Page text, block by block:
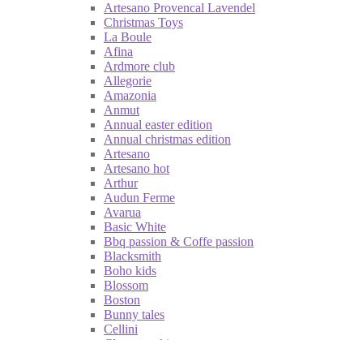
Artesano Provencal Lavendel
Christmas Toys
La Boule
Afina
Ardmore club
Allegorie
Amazonia
Anmut
Annual easter edition
Annual christmas edition
Artesano
Artesano hot
Arthur
Audun Ferme
Avarua
Basic White
Bbq passion & Coffe passion
Blacksmith
Boho kids
Blossom
Boston
Bunny tales
Cellini